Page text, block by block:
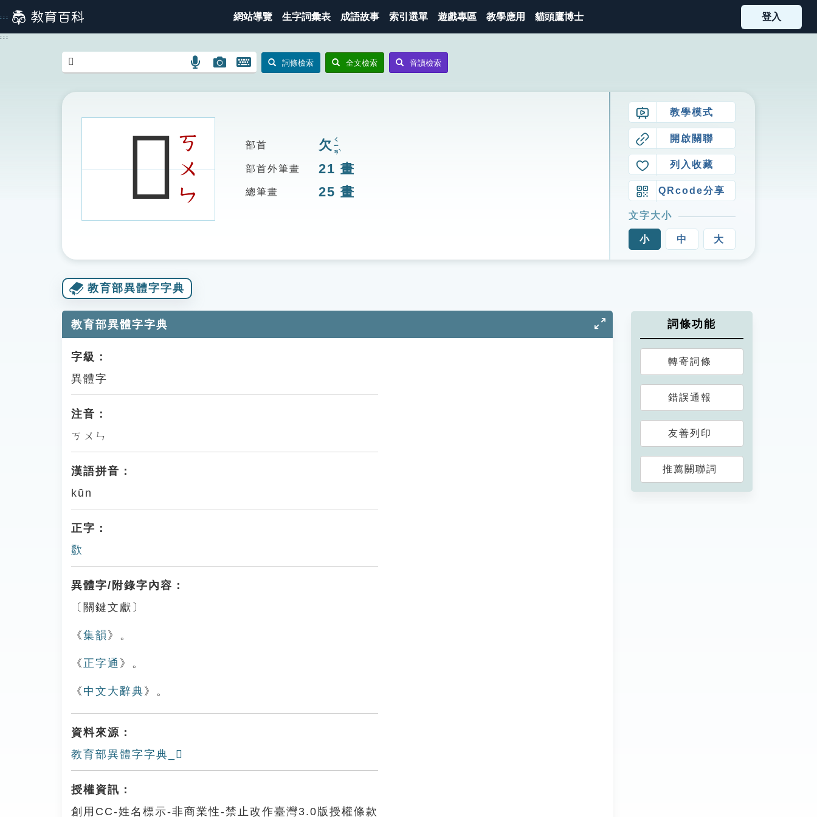
到
主
::: 網站導覽 生字詞彙表 成語故事 索引選單 遊戲專區 教學應用 貓頭鷹博士 登入
:::
語
搜
圖
示
圖
搜
開
鍵
詞條檢索 全文檢索 音讀檢索
𣤿ㄎ
ㄨ
ㄣ
部首 欠 ㄑㄧㄢˋ
部首外筆畫 21 畫
總筆畫 25 畫
教學模式
開啟關聯
列入收藏
QRcode分享
文字大小
小 中 大
教育部異體字字典
教育部異體字字典
字級：
異體字
注音：
ㄎㄨㄣ
漢語拼音：
kūn
正字：
㱎
異體字/附錄字內容：
〔關鍵文獻〕
《集韻 》。
《 正字通 》。
《 中文大辭典 》。
資料來源：
教育部異體字字典_𣤿
授權資訊：
創用CC-姓名標示-非商業性-禁止改作臺灣3.0版授權條款
詞條功能
轉寄詞條
錯誤通報
友善列印
推薦關聯詞